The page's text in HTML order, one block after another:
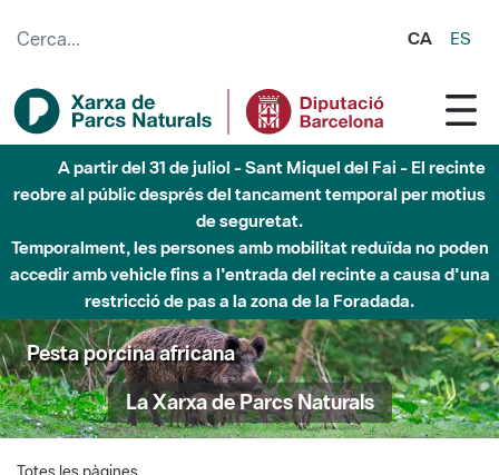
CA ES
A partir del 31 de juliol - Sant Miquel del Fai - El recinte
reobre al públic després del tancament temporal per motius
de seguretat.
Temporalment, les persones amb mobilitat reduïda no poden
accedir amb vehicle fins a l'entrada del recinte a causa d'una
restricció de pas a la zona de la Foradada.
Pesta porcina africana
La Xarxa de Parcs Naturals